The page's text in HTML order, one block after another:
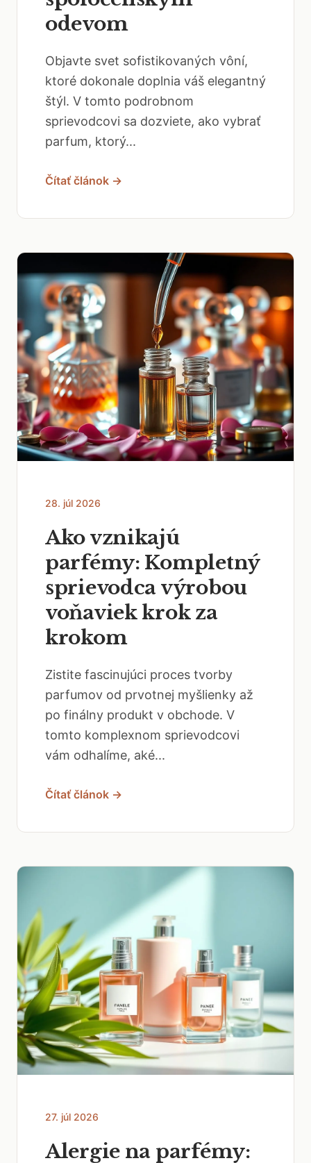
odevom
Objavte svet sofistikovaných vôní,
ktoré dokonale doplnia váš elegantný
štýl. V tomto podrobnom
sprievodcovi sa dozviete, ako vybrať
parfum, ktorý...
Čítať článok →
28. júl 2026
Ako vznikajú
parfémy: Kompletný
sprievodca výrobou
voňaviek krok za
krokom
Zistite fascinujúci proces tvorby
parfumov od prvotnej myšlienky až
po finálny produkt v obchode. V
tomto komplexnom sprievodcovi
vám odhalíme, aké...
Čítať článok →
27. júl 2026
Alergie na parfémy: